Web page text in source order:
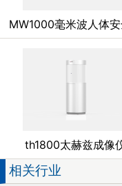
th1800太赫兹成像
相关行业